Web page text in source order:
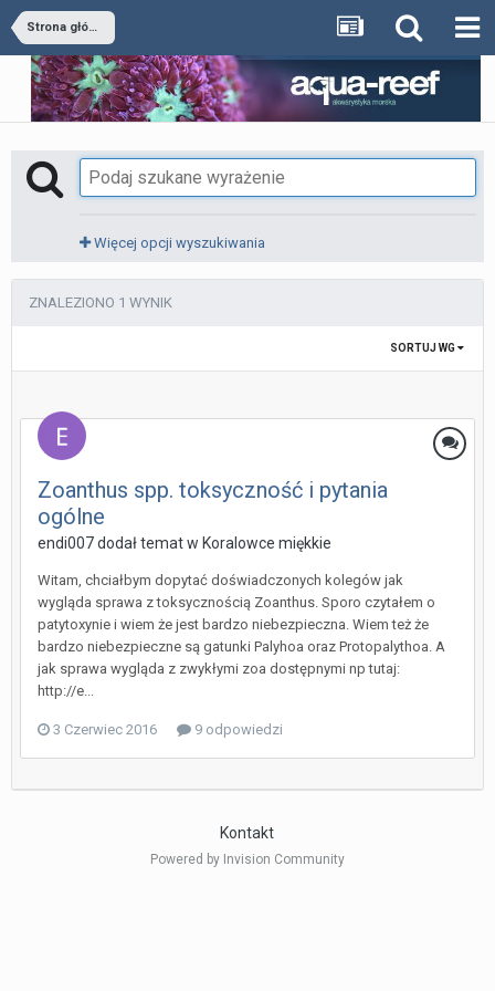
Strona główna
Więcej opcji wyszukiwania
ZNALEZIONO 1 WYNIK
SORTUJ WG
Zoanthus spp. toksyczność i pytania
ogólne
endi007 dodał temat w Koralowce miękkie
Witam, chciałbym dopytać doświadczonych kolegów jak
wygląda sprawa z toksycznością Zoanthus. Sporo czytałem o
patytoxynie i wiem że jest bardzo niebezpieczna. Wiem też że
bardzo niebezpieczne są gatunki Palyhoa oraz Protopalythoa. A
jak sprawa wygląda z zwykłymi zoa dostępnymi np tutaj:
http://e...
3 Czerwiec 2016 9 odpowiedzi
Kontakt
Powered by Invision Community